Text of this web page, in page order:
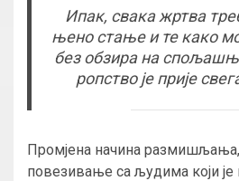
Ипак, свака жртва
њено стање и те како
без обзира на
ропство је прије
Промјена начина
повезивање са људима који је